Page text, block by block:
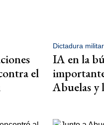
el
Dictadura militar
IA en la
Abuelas y